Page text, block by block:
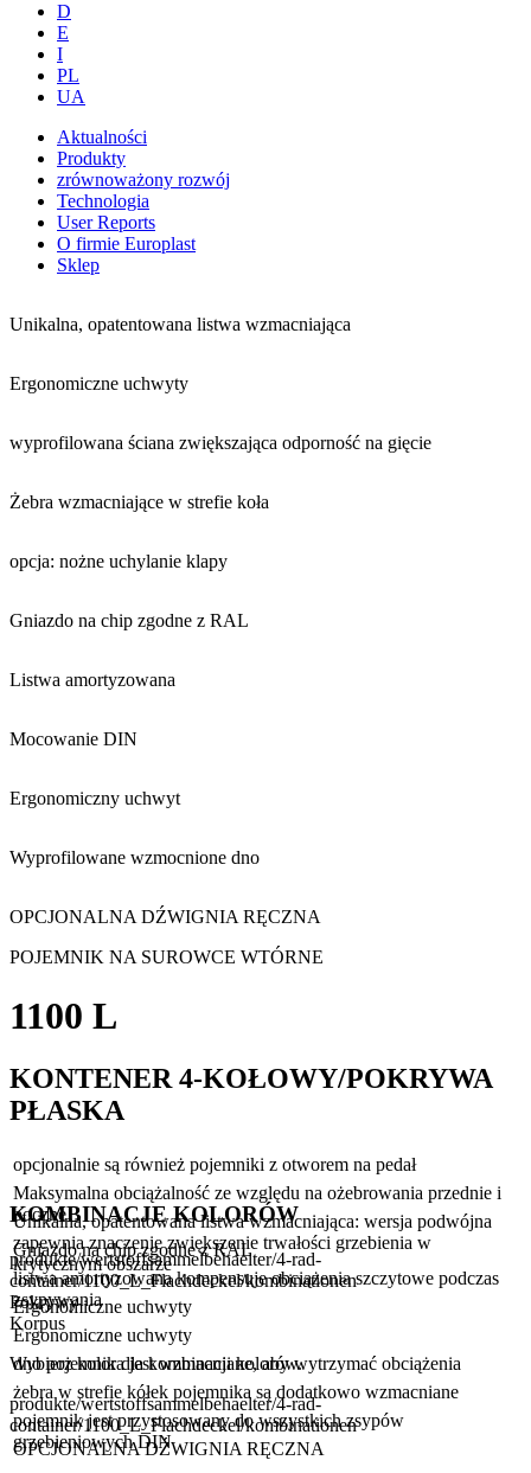
D
E
I
PL
UA
Aktualności
Produkty
zrównoważony rozwój
Technologia
User Reports
O firmie Europlast
Sklep
Unikalna, opatentowana listwa wzmacniająca
Ergonomiczne uchwyty
wyprofilowana ściana zwiększająca odporność na gięcie
Żebra wzmacniające w strefie koła
opcja: nożne uchylanie klapy
Gniazdo na chip zgodne z RAL
Listwa amortyzowana
Mocowanie DIN
Ergonomiczny uchwyt
Wyprofilowane wzmocnione dno
OPCJONALNA DŹWIGNIA RĘCZNA
POJEMNIK NA SUROWCE WTÓRNE
1100 L
KONTENER 4-KOŁOWY/POKRYWA
PŁASKA
opcjonalnie są również pojemniki z otworem na pedał
Maksymalna obciążalność ze względu na ożebrowania przednie i
boczne
Unikalna, opatentowana listwa wzmacniająca: wersja podwójna
zapewnia znaczenie zwiększenie trwałości grzebienia w
krytycznym obszarze
Gniazdo na chip zgodne z RAL
listwa amortyzowana kompensuje obciążenia szczytowe podczas
zsypywania
Ergonomiczne uchwyty
Ergonomiczne uchwyty
dno pojemnika jest wzmacniane, aby wytrzymać obciążenia
żebra w strefie kółek pojemnika są dodatkowo wzmacniane
pojemnik jest przystosowany do wszystkich zsypów
grzebieniowych DIN
OPCJONALNA DŹWIGNIA RĘCZNA
KOMBINACJE KOLORÓW
produkte/wertstoffsammelbehaelter/4-rad-
container/1100_L_Flachdeckel/kombinationen
Pokrywy
Korpus
Wybierz kolor dla kombinacji kolorów.
produkte/wertstoffsammelbehaelter/4-rad-
container/1100_L_Flachdeckel/kombinationen